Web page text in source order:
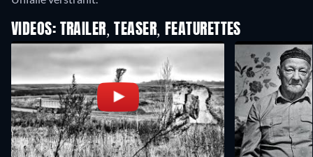
VIDEOS: TRAILER, TEASER, FEATURETTES